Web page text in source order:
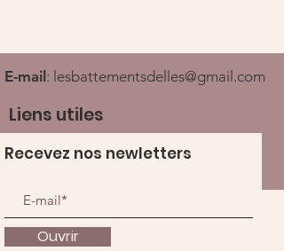
E-mail : lesbattementsdelles@gmail.com
Liens utiles
Recevez nos newletters
Ouvrir